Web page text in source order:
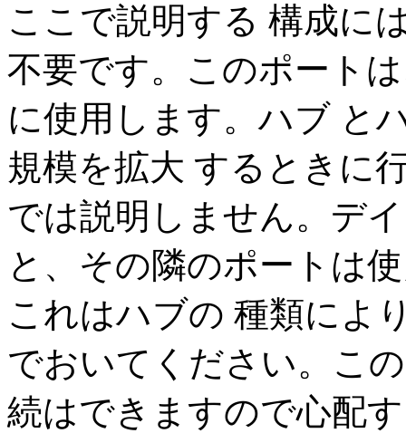
ここで説明する 構成に
不要です。このポート
に使用します。ハブ と
規模を拡大 するときに
では説明しません。デ
と、その隣のポートは
これはハブの 種類によ
でおいてください。こ
続はできますので心配